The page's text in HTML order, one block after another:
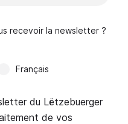
recevoir la newsletter ?
Français
du Lëtzebuerger
de vos